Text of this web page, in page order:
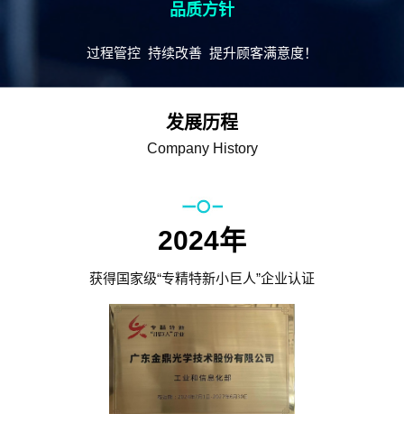
品质方针
过程管控 持续改善 提升顾客满意度！
发展历程
Company History
2024年
获得国家级“专精特新小巨人”企业认证